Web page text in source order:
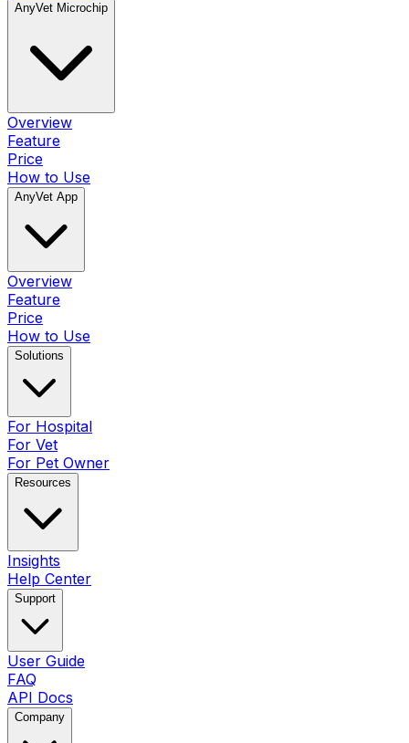
AnyVet Microchip
Overview
Feature
Price
How to Use
AnyVet App
Overview
Feature
Price
How to Use
Solutions
For Hospital
For Vet
For Pet Owner
Resources
Insights
Help Center
Support
User Guide
FAQ
API Docs
Company